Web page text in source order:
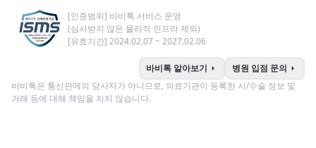
[인증범위] 바비톡 서비스 운영
(심사받지 않은 물리적 인프라 제외)
[유효기간] 2024.02.07 ~ 2027.02.06
바비톡 알아보기 arrow_right 병원 입점 문의 arrow_right
바비톡은 통신판매의 당사자가 아니므로, 의료기관이 등록한 시/수술 정보 및
거래 등에 대해 책임을 지지 않습니다.